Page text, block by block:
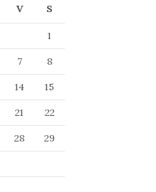
V S
1
7
8
14
15
21
22
28
29